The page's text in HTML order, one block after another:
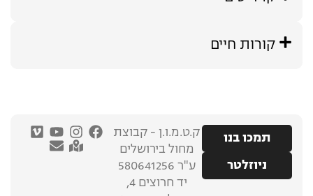
קורות חיים
תמכו בנו
ניוזלטר
ק.ט.מ.ו.ן - קבוצת
מחול בירושלים
ע"ר 580641256
יד חרוצים 4,